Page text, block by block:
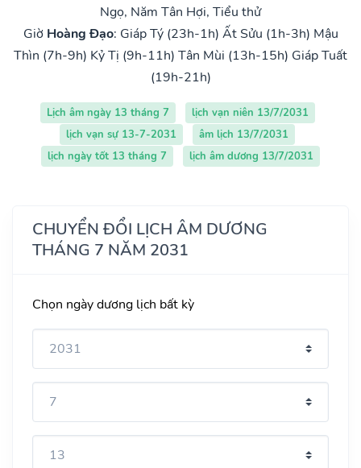
Ngọ, Năm Tân Hợi, Tiểu thử
Giờ Hoàng Đạo: Giáp Tý (23h-1h) Ất Sửu (1h-3h) Mậu
Thìn (7h-9h) Kỷ Tị (9h-11h) Tân Mùi (13h-15h) Giáp Tuất
(19h-21h)
Lịch âm ngày 13 tháng 7
lịch vạn niên 13/7/2031
lịch vạn sự 13-7-2031
âm lịch 13/7/2031
lịch ngày tốt 13 tháng 7
lịch âm dương 13/7/2031
CHUYỂN ĐỔI LỊCH ÂM DƯƠNG
THÁNG 7 NĂM 2031
Chọn ngày dương lịch bất kỳ